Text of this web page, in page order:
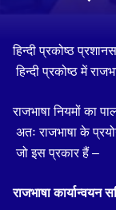
हिन्दी प्रकोष्ठ
हिन्दी प्रकोष्ठ में
राजभाषा नियमों का
अतः राजभाषा के
जो इस प्रकार हैं –
राजभाषा कार्यान्वयन